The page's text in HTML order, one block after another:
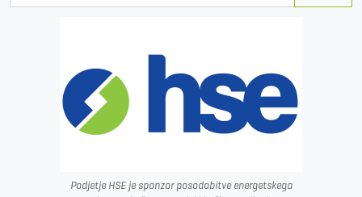
Podjetje HSE je sponzor posodobitve energetskega